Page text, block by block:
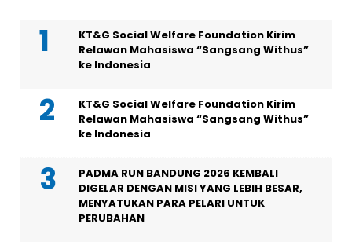
KT&G Social Welfare Foundation Kirim
Relawan Mahasiswa “Sangsang Withus”
ke Indonesia
KT&G Social Welfare Foundation Kirim
Relawan Mahasiswa “Sangsang Withus”
ke Indonesia
PADMA RUN BANDUNG 2026 KEMBALI
DIGELAR DENGAN MISI YANG LEBIH BESAR,
MENYATUKAN PARA PELARI UNTUK
PERUBAHAN